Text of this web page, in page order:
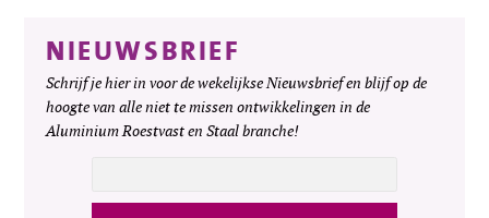
NIEUWSBRIEF
Schrijf je hier in voor de wekelijkse Nieuwsbrief en blijf op de
hoogte van alle niet te missen ontwikkelingen in de
Aluminium Roestvast en Staal branche!